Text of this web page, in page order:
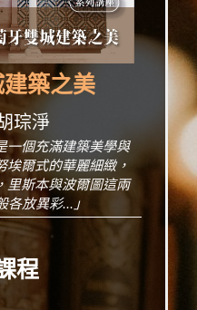
築之美
琮淨
一個充滿建築美學與
埃爾式的華麗細緻，
里斯本與波爾圖這兩
各放異彩...」
程